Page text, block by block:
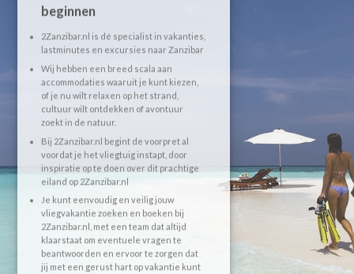
beginnen
2Zanzibar.nl is dé specialist in vakanties,
lastminutes en excursies naar Zanzibar
Wij hebben een breed scala aan
accommodaties waaruit je kunt kiezen,
of je nu wilt relaxen op het strand,
cultuur wilt ontdekken of avontuur
zoekt in de natuur.
Bij 2Zanzibar.nl begint de voorpret al
voordat je het vliegtuig instapt, door
inspiratie op te doen over dit prachtige
eiland op 2Zanzibar.nl
Je kunt eenvoudig en veilig jouw
vliegvakantie zoeken en boeken bij
2Zanzibar.nl, met een team dat altijd
klaarstaat om eventuele vragen te
beantwoorden en ervoor te zorgen dat
jij met een gerust hart op vakantie kunt